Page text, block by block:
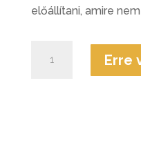
előállítani, amire
Újrahasznosító
Erre